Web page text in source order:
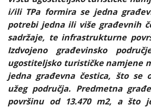
i/ili TPa formira se jedna
potrebi jedna ili više građevnih
sadržaje, te infrastrukturne
Izdvojeno građevinsko
ugostiteljsko turističke namjene
jedna građevna čestica, što se
užeg područja. Predmetna
površinu od 13.470 m2, a što